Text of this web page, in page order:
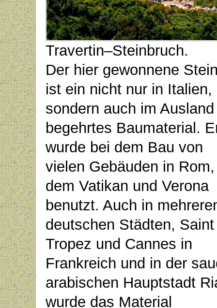
Travertin–Steinbruch.
Der hier gewonnene
ist ein nicht nur in Italien,
sondern auch im Ausland
begehrtes Baumaterial.
wurde bei dem Bau von
vielen Gebäuden in Rom,
dem Vatikan und Verona
benutzt. Auch in
deutschen Städten, Saint
Tropez und Cannes in
Frankreich und in der
arabischen Hauptstadt
wurde das Material